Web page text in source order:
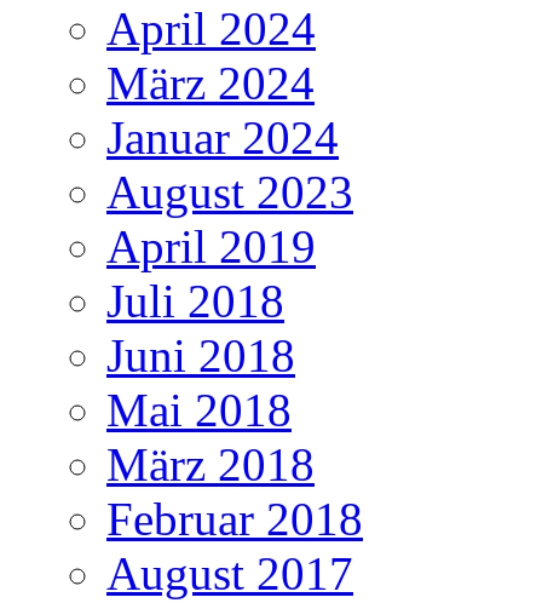
April 2024
März 2024
Januar 2024
August 2023
April 2019
Juli 2018
Juni 2018
Mai 2018
März 2018
Februar 2018
August 2017